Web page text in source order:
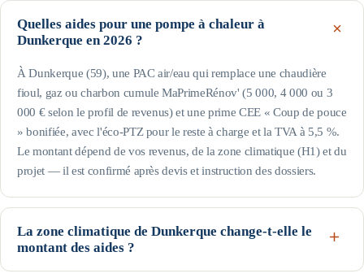
Quelles aides pour une pompe à chaleur à
Dunkerque en 2026 ?
À Dunkerque (59), une PAC air/eau qui remplace une chaudière
fioul, gaz ou charbon cumule MaPrimeRénov' (5 000, 4 000 ou 3
000 € selon le profil de revenus) et une prime CEE « Coup de pouce
» bonifiée, avec l'éco-PTZ pour le reste à charge et la TVA à 5,5 %.
Le montant dépend de vos revenus, de la zone climatique (H1) et du
projet — il est confirmé après devis et instruction des dossiers.
La zone climatique de Dunkerque change-t-elle le
montant des aides ?